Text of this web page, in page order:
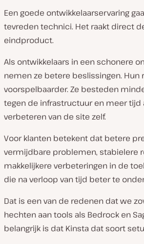
Een goede ontwikkelaarservaring
tevreden technici. Het raakt direct
eindproduct.
Als ontwikkelaars in een schonere
nemen ze betere beslissingen. Hun
voorspelbaarder. Ze besteden
tegen de infrastructuur en meer tijd
verbeteren van de site zelf.
Voor klanten betekent dat betere
vermijdbare problemen, stabielere
makkelijkere verbeteringen in de
die na verloop van tijd beter te
Dat is een van de redenen dat we
hechten aan tools als Bedrock en
belangrijk is dat Kinsta dat soort